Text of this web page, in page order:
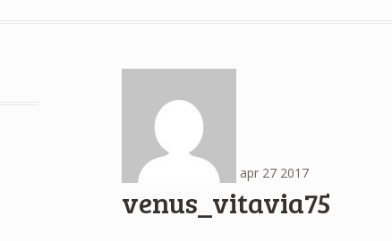
apr 27 2017
venus_vitavia75